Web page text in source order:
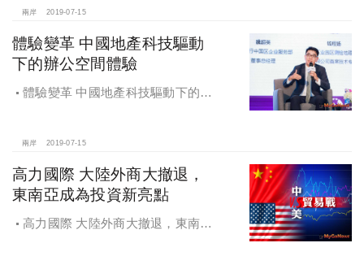
兩岸 2019-07-15
體驗變革 中國地產科技驅動
下的辦公空間體驗
體驗變革 中國地產科技驅動下的辦
兩岸 2019-07-15
高力國際 大陸外商大撤退，
東南亞成為投資新亮點
高力國際 大陸外商大撤退，東南亞